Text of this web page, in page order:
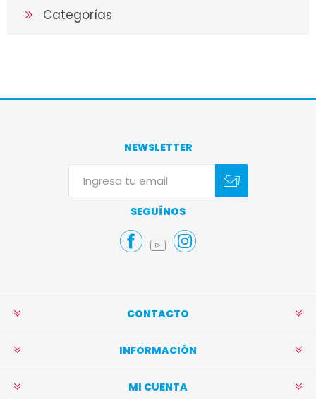
Categorías
NEWSLETTER
SEGUÍNOS
CONTACTO
INFORMACIÓN
MI CUENTA